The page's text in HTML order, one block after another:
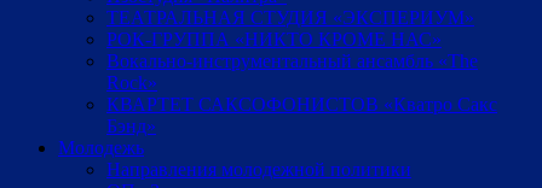
ТЕАТРАЛЬНАЯ СТУДИЯ «ЭКСПЕРИУМ»
РОК-ГРУППА «НИКТО КРОМЕ НАС»
Вокально-инструментальный ансамбль «The
Rock»
КВАРТЕТ САКСОФОНИСТОВ «Кватро Сакс
Бэнд»
Молодежь
Направления молодежной политики